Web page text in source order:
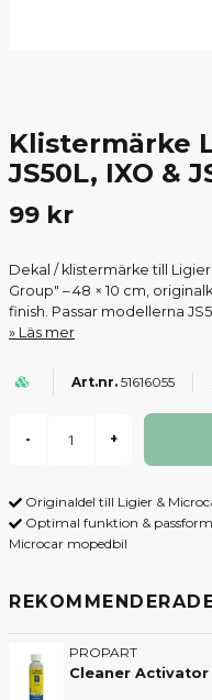
Klistermärke
JS50L, IXO &
99 kr
Dekal / klistermärke till
Group" – 48 × 10 cm,
finish. Passar modellerna
Läs mer
51616055
- +
Originaldel till Ligier &
Optimal funktion &
Microcar mopedbil
PROPART